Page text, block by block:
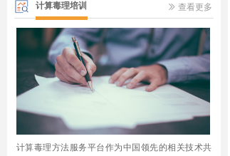
ꅀ 查看更多
计算毒理方法服务平台作为中国领先的相关技术共
计算毒理培训